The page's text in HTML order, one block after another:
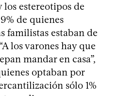
los estereotipos de
de quienes
familistas estaban de
los varones hay que
mandar en casa”,
optaban por
sólo 1%